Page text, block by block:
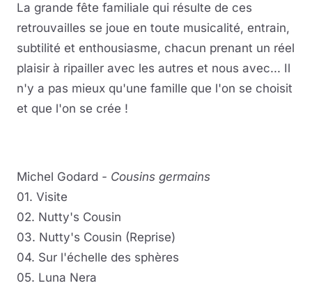
La grande fête familiale qui résulte de ces
retrouvailles se joue en toute musicalité, entrain,
subtilité et enthousiasme, chacun prenant un réel
plaisir à ripailler avec les autres et nous avec... Il
n'y a pas mieux qu'une famille que l'on se choisit
et que l'on se crée !
Michel Godard - Cousins germains
01. Visite
02. Nutty's Cousin
03. Nutty's Cousin (Reprise)
04. Sur l'échelle des sphères
05. Luna Nera